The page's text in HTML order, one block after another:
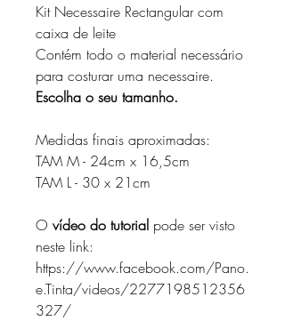
Kit Necessaire Rectangular com
caixa de leite
Contém todo o material necessário
para costurar uma necessaire.
Escolha o seu tamanho.
Medidas finais aproximadas:
TAM M - 24cm x 16,5cm
TAM L - 30 x 21cm
O vídeo do tutorial pode ser visto
neste link:
https://www.facebook.com/Pano.
e.Tinta/videos/2277198512356
327/